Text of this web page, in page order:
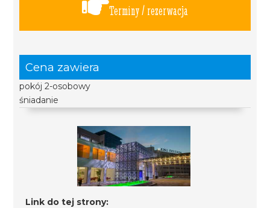
Terminy / rezerwacja
Cena zawiera
pokój 2-osobowy
śniadanie
Link do tej strony: